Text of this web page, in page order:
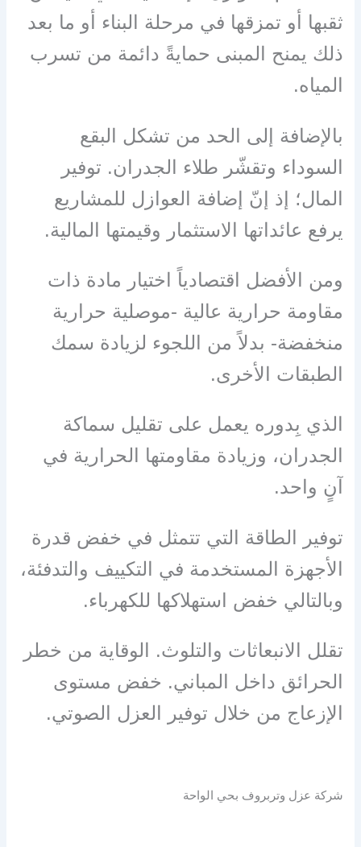
ثقبها أو تمزقها في مرحلة البناء أو ما بعد
ذلك يمنح المبنى حمايةً دائمة من تسرب
المياه.
بالإضافة إلى الحد من تشكل البقع
السوداء وتقشّر طلاء الجدران. توفير
المال؛ إذ إنّ إضافة العوازل للمشاريع
يرفع عائداتها الاستثمار وقيمتها المالية.
ومن الأفضل اقتصادياً اختيار مادة ذات
مقاومة حرارية عالية -موصلية حرارية
منخفضة- بدلاً من اللجوء لزيادة سمك
الطبقات الأخرى.
الذي بِدوره يعمل على تقليل سماكة
الجدران، وزيادة مقاومتها الحرارية في
آنٍ واحد.
توفير الطاقة التي تتمثل في خفض قدرة
الأجهزة المستخدمة في التكييف والتدفئة،
وبالتالي خفض استهلاكها للكهرباء.
تقلل الانبعاثات والتلوث. الوقاية من خطر
الحرائق داخل المباني. خفض مستوى
الإزعاج من خلال توفير العزل الصوتي.
شركة عزل وتربروف بحي الواحة